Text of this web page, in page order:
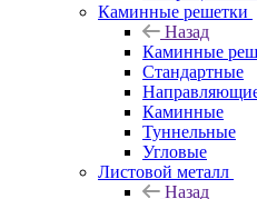
Каминные решетки
Назад
Каминные
Стандартные
Каминные
Туннельные
Угловые
Листовой металл
Назад